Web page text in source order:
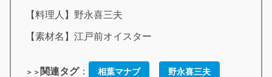
【料理人】野永喜三夫
【素材名】江戸前オイスター
＞＞ 関連タグ： 相葉マナブ 野永喜三夫